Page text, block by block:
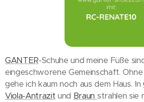
GANTER-Schuhe und meine Füße
eingeschworene Gemeinschaft. Ohne
gehe ich kaum noch aus dem Haus. In
Viola-Antrazit und Braun strahlen sie